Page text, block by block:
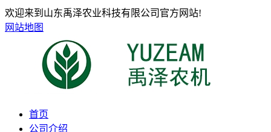
欢迎来到山东禹泽农业科技有限公司官方网站!
网站地图
首页
公司介绍